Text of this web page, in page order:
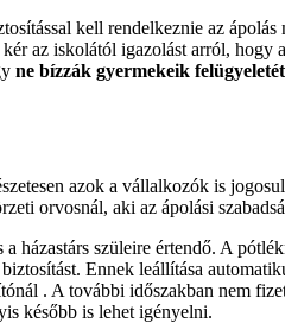
kell rendelkeznie az
az iskolától igazolást arról,
ne bízzák gyermekeik
azok a vállalkozók is
orvosnál, aki az ápolási
a házastárs szüleire értendő. A
Ennek leállítása
. A további időszakban nem
később is lehet igényelni.